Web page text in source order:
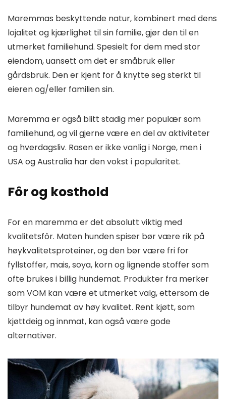
Maremmas beskyttende natur, kombinert med dens
lojalitet og kjærlighet til sin familie, gjør den til en
utmerket familiehund. Spesielt for dem med stor
eiendom, uansett om det er småbruk eller
gårdsbruk. Den er kjent for å knytte seg sterkt til
eieren og/eller familien sin.
Maremma er også blitt stadig mer populær som
familiehund, og vil gjerne være en del av aktiviteter
og hverdagsliv. Rasen er ikke vanlig i Norge, men i
USA og Australia har den vokst i popularitet.
Fôr og kosthold
For en maremma er det absolutt viktig med
kvalitetsfôr. Maten hunden spiser bør være rik på
høykvalitetsproteiner, og den bør være fri for
fyllstoffer, mais, soya, korn og lignende stoffer som
ofte brukes i billig hundemat. Produkter fra merker
som VOM kan være et utmerket valg, ettersom de
tilbyr hundemat av høy kvalitet. Rent kjøtt, som
kjøttdeig og innmat, kan også være gode
alternativer.